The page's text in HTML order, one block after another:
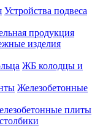
Устройства подвеса
продукция
изделия
ЖБ колодцы и
Железобетонные
плиты